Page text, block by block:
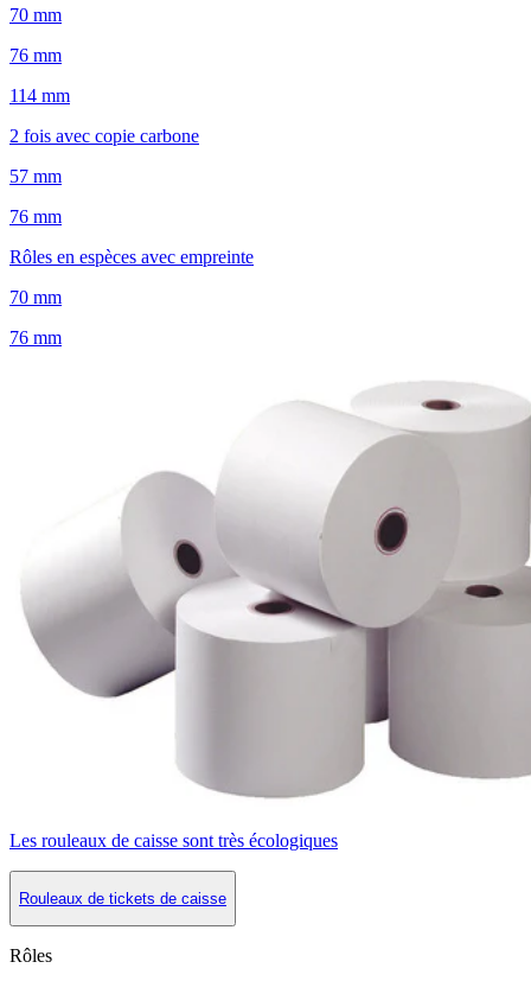
70 mm
76 mm
114 mm
2 fois avec copie carbone
57 mm
76 mm
Rôles en espèces avec empreinte
70 mm
76 mm
Les rouleaux de caisse sont très écologiques
Rouleaux de tickets de caisse
Rôles